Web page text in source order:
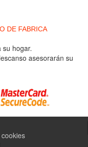
DE FABRICA
su hogar.
asesorarán su